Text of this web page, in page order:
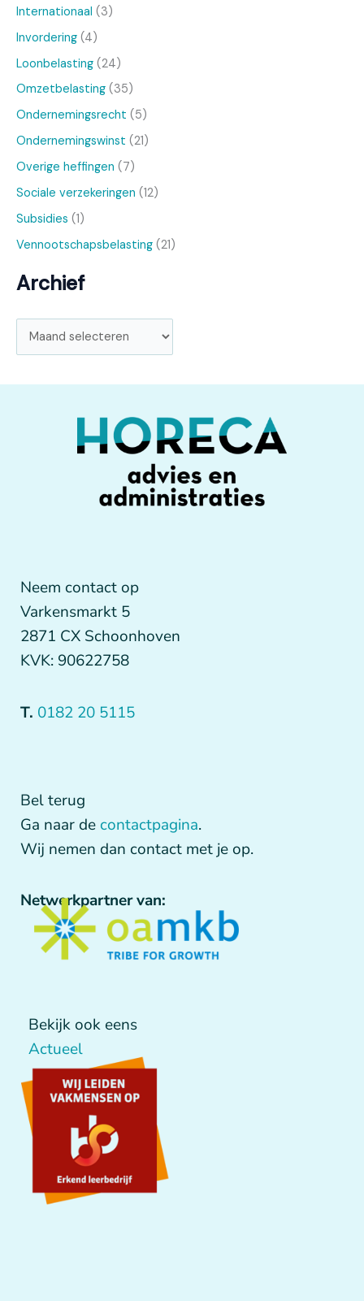
Internationaal (3)
Invordering (4)
Loonbelasting (24)
Omzetbelasting (35)
Ondernemingsrecht (5)
Ondernemingswinst (21)
Overige heffingen (7)
Sociale verzekeringen (12)
Subsidies (1)
Vennootschapsbelasting (21)
Archief
Neem contact op
Varkensmarkt 5
2871 CX Schoonhoven
KVK: 90622758
T. 0182 20 5115
Bel terug
Ga naar de contactpagina.
Wij nemen dan contact met je op.
Netwerkpartner van:
Bekijk ook eens
Actueel